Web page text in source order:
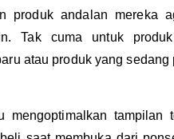
produk andalan mereka
Tak cuma untuk
atau produk yang sedang
mengoptimalkan